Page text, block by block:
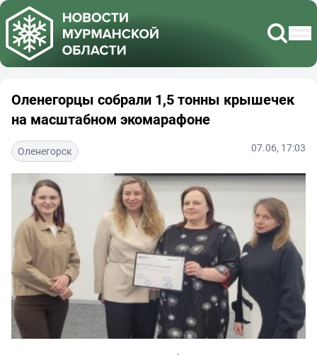
Оленегорцы собрали 1,5 тонны крышечек
на масштабном экомарафоне
Оленегорск 07.06, 17:03